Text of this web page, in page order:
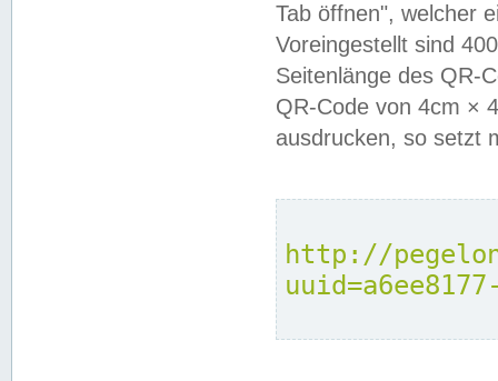
Tab öffnen", welcher
Voreingestellt sind
Seitenlänge des QR-
QR-Code von 4cm ×
ausdrucken, so setzt
http://